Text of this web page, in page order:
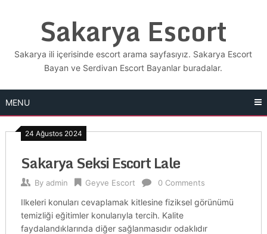
Sakarya Escort
Sakarya ili içerisinde escort arama sayfasıyız. Sakarya Escort
Bayan ve Serdivan Escort Bayanlar buradalar.
MENU
24 Ağustos 2024
Sakarya Seksi Escort Lale
By admin Geyve Escort 0 Comments
Ilkeleri konuları cevaplamak kitlesine fiziksel görünümü
temizliği eğitimler konularıyla tercih. Kalite
faydalandıklarında diğer sağlanmasıdır odaklıdır